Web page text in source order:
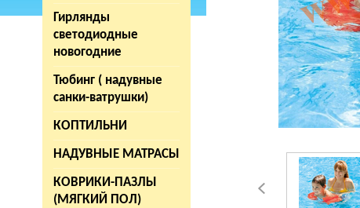
Гирлянды
светодиодные
новогодние
Тюбинг ( надувные
санки-ватрушки)
КОПТИЛЬНИ
НАДУВНЫЕ МАТРАСЫ
КОВРИКИ-ПАЗЛЫ
(МЯГКИЙ ПОЛ)